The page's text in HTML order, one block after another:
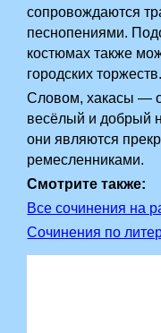
сопровождаются
песнопениями.
костюмах также
городских торжеств.
Словом, хакасы —
весёлый и добрый
они являются
ремесленниками.
Смотрите также:
Все сочинения на
Сочинения по